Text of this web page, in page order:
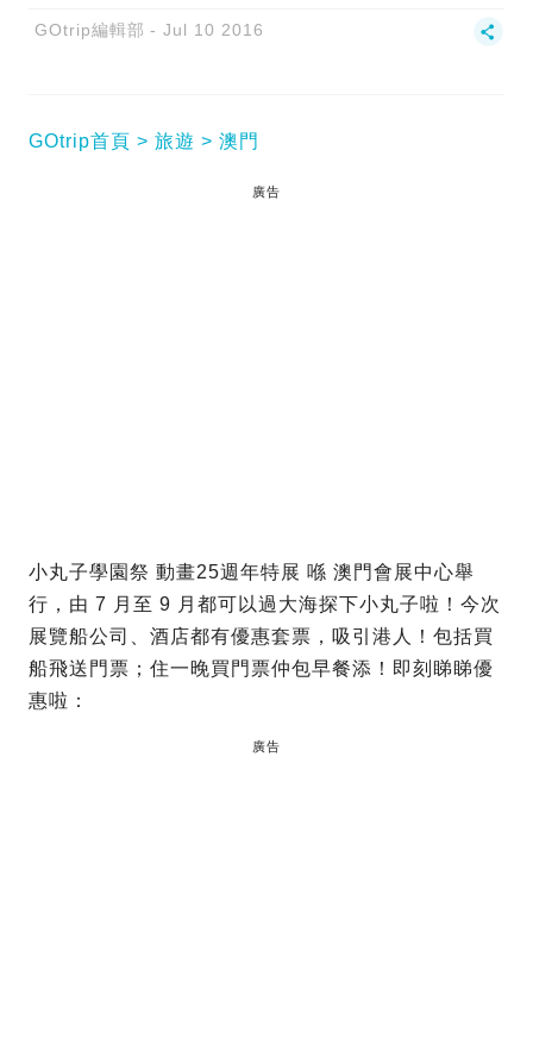
GOtrip編輯部 Jul 10 2016
GOtrip首頁 旅遊 澳門
廣告
小丸子學園祭 動畫25週年特展 喺 澳門會展中心舉
行，由 7 月至 9 月都可以過大海探下小丸子啦！今次
展覽船公司、酒店都有優惠套票，吸引港人！包括買
船飛送門票；住一晚買門票仲包早餐添！即刻睇睇優
惠啦：
廣告